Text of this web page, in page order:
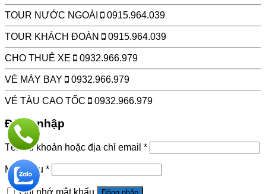
TOUR NƯỚC NGOÀI 0915.964.039
TOUR KHÁCH ĐOÀN 0915.964.039
CHO THUÊ XE 0932.966.979
VÉ MÁY BAY 0932.966.979
VÉ TÀU CAO TỐC 0932.966.979
Đăng nhập
Tên tài khoản hoặc địa chỉ email *
Mật khẩu *
Ghi nhớ mật khẩu